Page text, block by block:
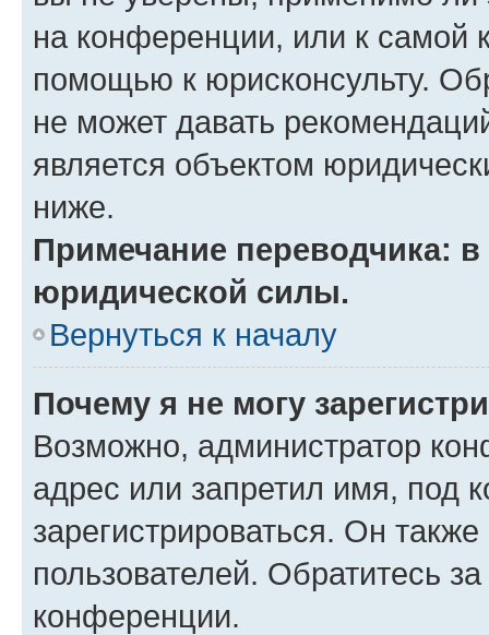
на конференции, или к самой
помощью к юрисконсульту.
не может давать
является объектом
ниже.
Примечание переводчика:
юридической силы.
Вернуться к началу
Почему я не могу
Возможно, администратор
адрес или запретил имя, под
зарегистрироваться. Он
пользователей. Обратитесь
конференции.